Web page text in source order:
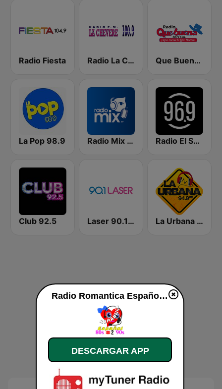
Radio Fiesta Radio La Chevere 100.9 FM Que Buena 88.9 FM
La Pop 98.9 Radio Mix El Salvador Radio El Salvador | 96.9 FM
Club 92.5 Laser 90.1 Español La Urbana 94.9 FM
Radio Romantica Español 2
DESCARGAR APP